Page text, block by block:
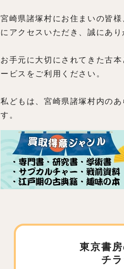
宮崎県諸塚村にお住まいの皆
にアクセスいただき、誠にあり
お手元に大切にされてきた古
ービスをご利用ください。
私どもは、宮崎県諸塚村内の
す。
東京書
チ